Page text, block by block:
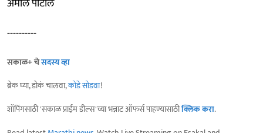
----------
सकाळ+ चेसदस्य व्हा
ब्रेक घ्या, डोकं चालवा,कोडे सोडवा!
शॉपिंगसाठी 'सकाळ प्राईम डील्स'च्या भन्नाट ऑफर्स पाहण्यासाठीक्लिक करा.